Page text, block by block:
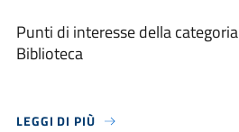
Punti di interesse della categoria
Biblioteca
LEGGI DI PIÙ